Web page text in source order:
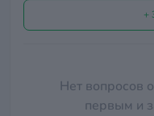
+
Нет вопросов
первым и